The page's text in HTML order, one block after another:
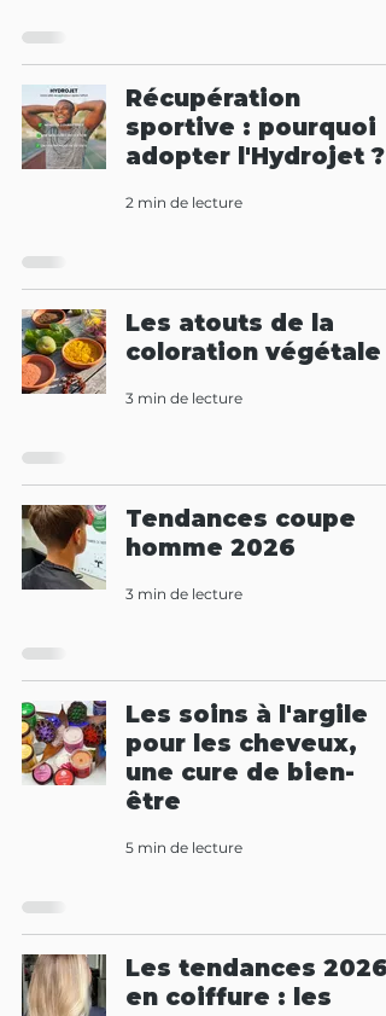
Récupération
sportive : pourquoi
adopter l'Hydrojet ?
2 min de lecture
Les atouts de la
coloration végétale
3 min de lecture
Tendances coupe
homme 2026
3 min de lecture
Les soins à l'argile
pour les cheveux,
une cure de bien-
être
5 min de lecture
Les tendances 2026
en coiffure : les